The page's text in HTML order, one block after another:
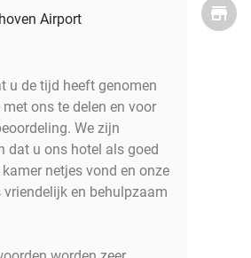
Airport
u de tijd heeft genomen
ons te delen en voor
We zijn
dat u ons hotel als goed
netjes vond en onze
vriendelijk en behulpzaam